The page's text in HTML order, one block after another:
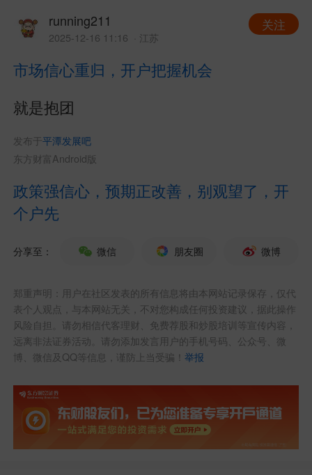
running211
2025-12-16 11:16 · 江苏
关注
市场信心重归，开户把握机会
就是抱团
发布于平潭发展吧
东方财富Android版
政策强信心，预期正改善，别观望了，开
个户先
分享至： 微信 朋友圈 微博
郑重声明：用户在社区发表的所有信息将由本网站记录保存，仅代
表个人观点，与本网站无关，不对您构成任何投资建议，据此操作
风险自担。请勿相信代客理财、免费荐股和炒股培训等宣传内容，
远离非法证券活动。请勿添加发言用户的手机号码、公众号、微
博、微信及QQ等信息，谨防上当受骗！举报